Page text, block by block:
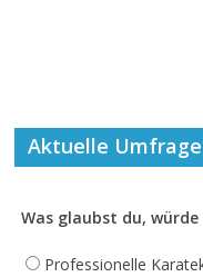
Aktuelle Umfrage
Was glaubst du,
Professionelle